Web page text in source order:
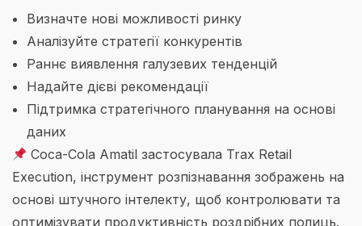
Визначте нові можливості ринку
Аналізуйте стратегії конкурентів
Раннє виявлення галузевих тенденцій
Надайте дієві рекомендації
Підтримка стратегічного планування на основі
даних
Coca-Cola Amatil застосувала Trax Retail
Execution, інструмент розпізнавання зображень на
основі штучного інтелекту, щоб контролювати та
оптимізувати продуктивність роздрібних полиць.